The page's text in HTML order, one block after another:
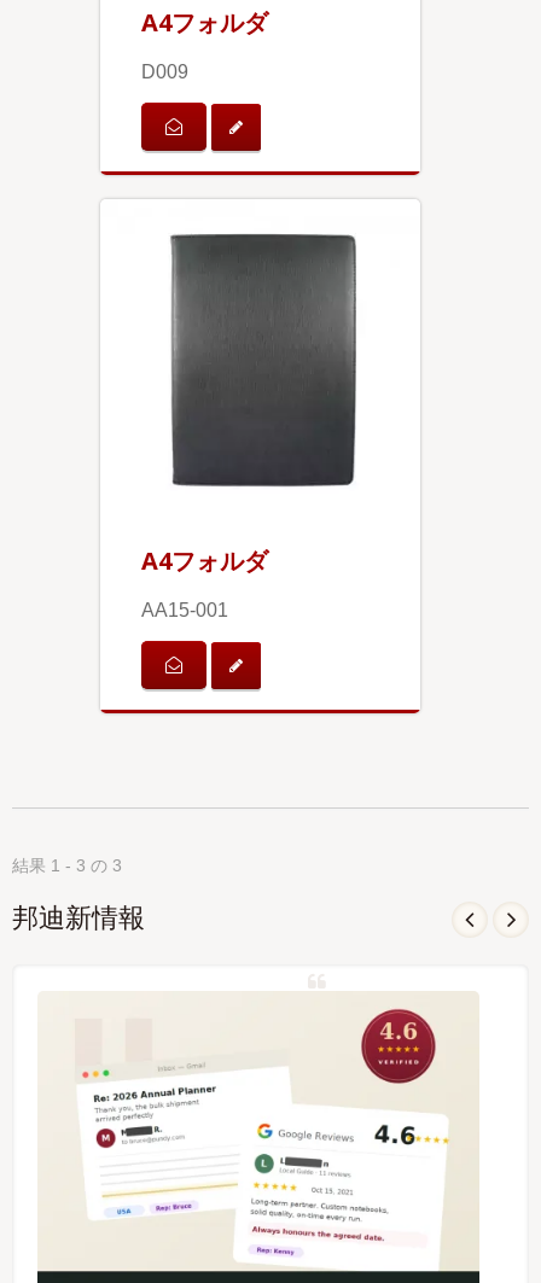
A4フォルダ
D009
A4フォルダ
AA15-001
結果 1 - 3 の 3
邦迪新情報